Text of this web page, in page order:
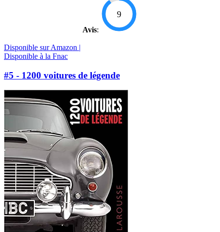
Avis:
9
Disponible sur Amazon |
Disponible à la Fnac
#5 - 1200 voitures de légende